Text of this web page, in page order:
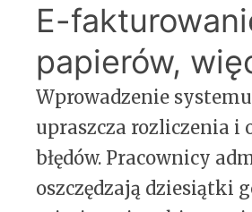
E-
papierów,
Wprowadzenie systemu
upraszcza rozliczenia i
błędów. Pracownicy
oszczędzają dziesiątki